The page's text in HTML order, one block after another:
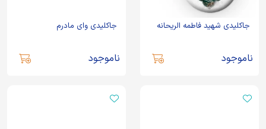
جاکلیدی شهید فاطمه الریحانه
ناموجود
جاکلیدی وای مادرم
ناموجود